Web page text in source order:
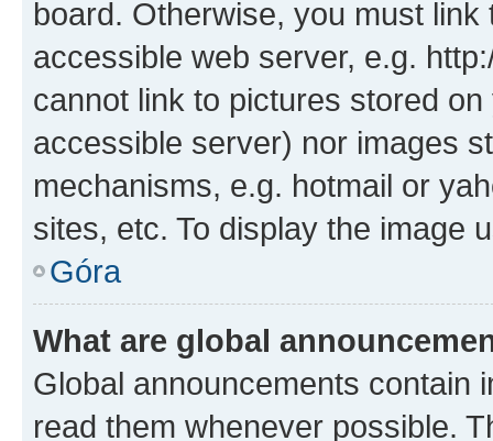
board. Otherwise, you must
accessible web server, e.g.
cannot link to pictures stored
accessible server) nor images
mechanisms, e.g. hotmail or
sites, etc. To display the image
Góra
What are global
Global announcements contain
read them whenever possible.